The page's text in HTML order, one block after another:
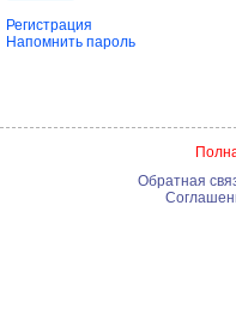
Регистрация
Напомнить пароль
Обратная